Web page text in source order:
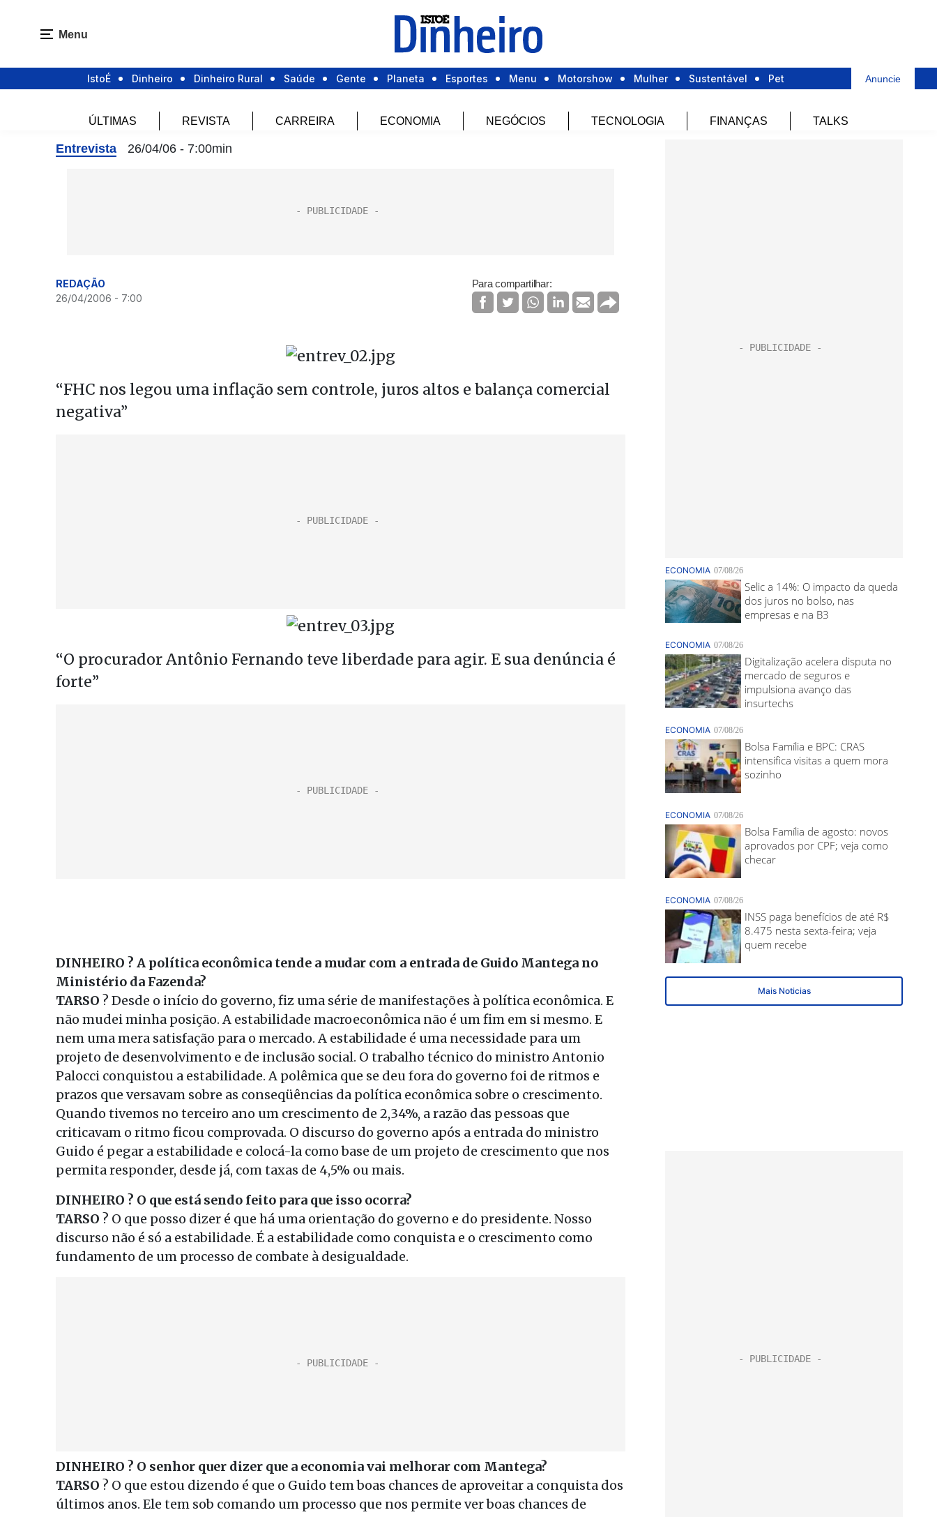
Menu
IstoÉ Dinheiro Dinheiro Rural Saúde Gente Planeta Esportes Menu Motorshow Mulher Sustentável Pet Anuncie
ÚLTIMAS REVISTA CARREIRA ECONOMIA NEGÓCIOS TECNOLOGIA FINANÇAS TALKS
Entrevista 26/04/06 - 7:00min
REDAÇÃO
26/04/2006 - 7:00
Para compartilhar:
“FHC nos legou uma inflação sem controle, juros altos e balança comercial
negativa”
“O procurador Antônio Fernando teve liberdade para agir. E sua denúncia é
forte”
DINHEIRO ? A política econômica tende a mudar com a entrada de Guido Mantega no
Ministério da Fazenda?
TARSO ? Desde o início do governo, fiz uma série de manifestações à política econômica. E
não mudei minha posição. A estabilidade macroeconômica não é um fim em si mesmo. E
nem uma mera satisfação para o mercado. A estabilidade é uma necessidade para um
projeto de desenvolvimento e de inclusão social. O trabalho técnico do ministro Antonio
Palocci conquistou a estabilidade. A polêmica que se deu fora do governo foi de ritmos e
prazos que versavam sobre as conseqüências da política econômica sobre o crescimento.
Quando tivemos no terceiro ano um crescimento de 2,34%, a razão das pessoas que
criticavam o ritmo ficou comprovada. O discurso do governo após a entrada do ministro
Guido é pegar a estabilidade e colocá-la como base de um projeto de crescimento que nos
permita responder, desde já, com taxas de 4,5% ou mais.
DINHEIRO ? O que está sendo feito para que isso ocorra?
TARSO ? O que posso dizer é que há uma orientação do governo e do presidente. Nosso
discurso não é só a estabilidade. É a estabilidade como conquista e o crescimento como
fundamento de um processo de combate à desigualdade.
DINHEIRO ? O senhor quer dizer que a economia vai melhorar com Mantega?
TARSO ? O que estou dizendo é que o Guido tem boas chances de aproveitar a conquista dos
últimos anos. Ele tem sob comando um processo que nos permite ver boas chances de